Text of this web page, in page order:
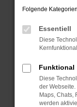
Prüfe
können das
verhindern.
anderen
Starte
Das kann
Probleme
Folgende
Essentiell
Diese
Funktional
Diese
der
Maps, Chats,
werden